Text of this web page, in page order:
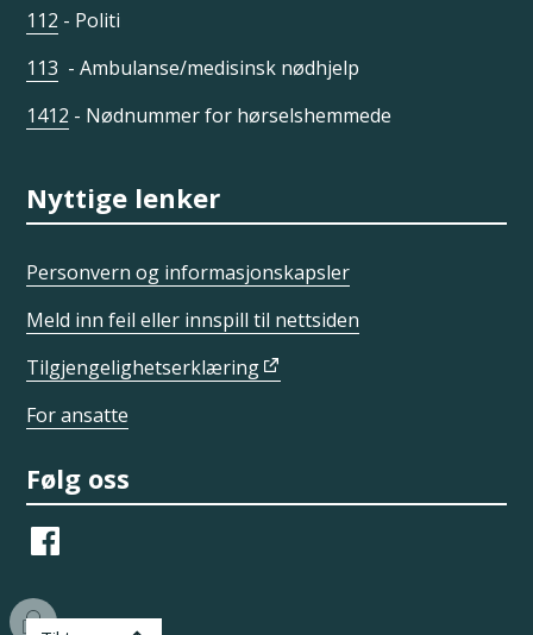
112 - Politi
113 - Ambulanse/medisinsk nødhjelp
1412 - Nødnummer for hørselshemmede
Nyttige lenker
Personvern og informasjonskapsler
Meld inn feil eller innspill til nettsiden
Tilgjengelighetserklæring
For ansatte
Følg oss